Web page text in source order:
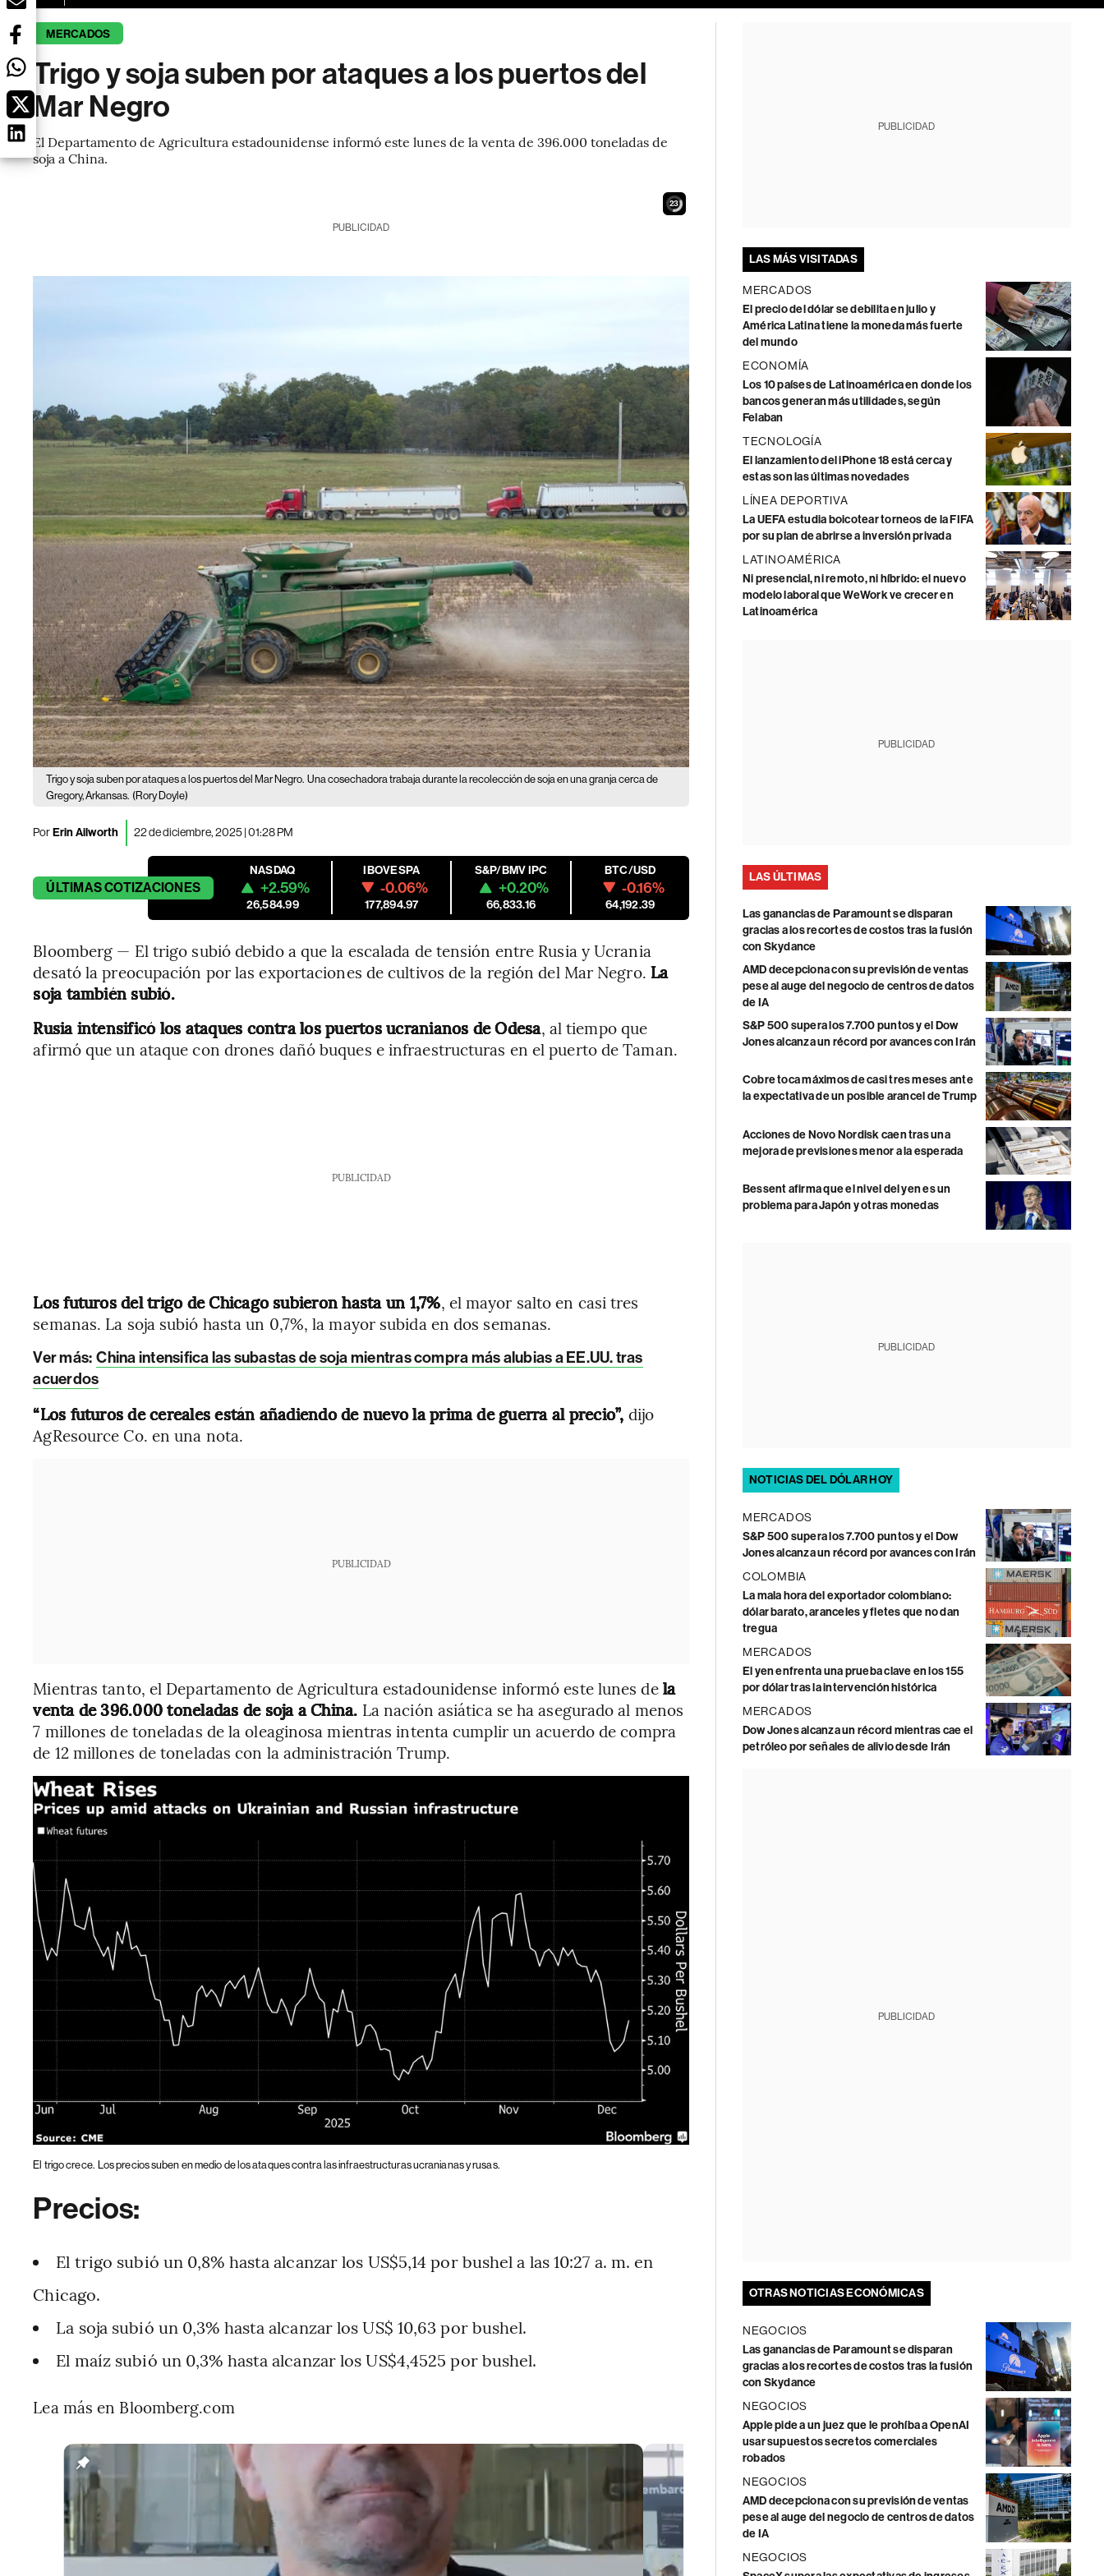
MERCADOS
Trigo y soja suben por ataques a los puertos del
Mar Negro
El Departamento de Agricultura estadounidense informó este lunes de la venta de 396.000 toneladas de
soja a China.
21
PUBLICIDAD
Trigo y soja suben por ataques a los puertos del Mar Negro. Una cosechadora trabaja durante la recolección de soja en una granja cerca de
Gregory, Arkansas. (Rory Doyle)
PorErin Ailworth 22 de diciembre, 2025 | 01:28 PM
ÚLTIMASCOTIZACIONES
NASDAQ
+2.59%
26,584.99
IBOVESPA
-0.06%
177,894.97
S&P/BMV IPC
+0.20%
66,833.16
BTC/USD
-0.16%
64,192.39
Bloomberg — El trigo subió debido a que la escalada de tensión entre Rusia y Ucrania
desató la preocupación por las exportaciones de cultivos de la región del Mar Negro. La
soja también subió.
Rusia intensificó los ataques contra los puertos ucranianos de Odesa, al tiempo que
afirmó que un ataque con drones dañó buques e infraestructuras en el puerto de Taman.
PUBLICIDAD
Los futuros del trigo de Chicago subieron hasta un 1,7%, el mayor salto en casi tres
semanas. La soja subió hasta un 0,7%, la mayor subida en dos semanas.
Ver más: China intensifica las subastas de soja mientras compra más alubias a EE.UU. tras
acuerdos
“Los futuros de cereales están añadiendo de nuevo la prima de guerra al precio”, dijo
AgResource Co. en una nota.
PUBLICIDAD
Mientras tanto, el Departamento de Agricultura estadounidense informó este lunes dela
venta de 396.000 toneladas de soja a China. La nación asiática se ha asegurado al menos
7 millones de toneladas de la oleaginosa mientras intenta cumplir un acuerdo de compra
de 12 millones de toneladas con la administración Trump.
El trigo crece. Los precios suben en medio de los ataques contra las infraestructuras ucranianas y rusas.
Precios:
El trigo subió un 0,8% hasta alcanzar los US$5,14 por bushel a las 10:27 a. m. en
Chicago.
La soja subió un 0,3% hasta alcanzar los US$ 10,63 por bushel.
El maíz subió un 0,3% hasta alcanzar los US$4,4525 por bushel.
Lea más en Bloomberg.com
PUBLICIDAD
LAS MÁS VISITADAS
MERCADOS
El precio del dólar se debilita en julio y
América Latina tiene la moneda más fuerte
del mundo
ECONOMÍA
Los 10 países de Latinoamérica en donde los
bancos generan más utilidades, según
Felaban
TECNOLOGÍA
El lanzamiento del iPhone 18 está cerca y
estas son las últimas novedades
LÍNEA DEPORTIVA
La UEFA estudia boicotear torneos de la FIFA
por su plan de abrirse a inversión privada
LATINOAMÉRICA
Ni presencial, ni remoto, ni híbrido: el nuevo
modelo laboral que WeWork ve crecer en
Latinoamérica
PUBLICIDAD
LAS ÚLTIMAS
Las ganancias de Paramount se disparan
gracias a los recortes de costos tras la fusión
con Skydance
AMD decepciona con su previsión de ventas
pese al auge del negocio de centros de datos
de IA
S&P 500 supera los 7.700 puntos y el Dow
Jones alcanza un récord por avances con Irán
Cobre toca máximos de casi tres meses ante
la expectativa de un posible arancel de Trump
Acciones de Novo Nordisk caen tras una
mejora de previsiones menor a la esperada
Bessent afirma que el nivel del yen es un
problema para Japón y otras monedas
PUBLICIDAD
NOTICIAS DEL DÓLAR HOY
MERCADOS
S&P 500 supera los 7.700 puntos y el Dow
Jones alcanza un récord por avances con Irán
COLOMBIA
La mala hora del exportador colombiano:
dólar barato, aranceles y fletes que no dan
tregua
MERCADOS
El yen enfrenta una prueba clave en los 155
por dólar tras la intervención histórica
MERCADOS
Dow Jones alcanza un récord mientras cae el
petróleo por señales de alivio desde Irán
PUBLICIDAD
OTRAS NOTICIAS ECONÓMICAS
NEGOCIOS
Las ganancias de Paramount se disparan
gracias a los recortes de costos tras la fusión
con Skydance
NEGOCIOS
Apple pide a un juez que le prohíba a OpenAI
usar supuestos secretos comerciales
robados
NEGOCIOS
AMD decepciona con su previsión de ventas
pese al auge del negocio de centros de datos
de IA
NEGOCIOS